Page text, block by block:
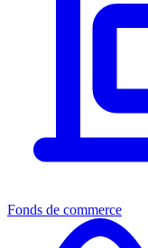
Fonds de commerce